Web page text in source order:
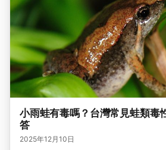
小雨蛙有毒嗎？台灣常見蛙類毒
答
2025年12月10日